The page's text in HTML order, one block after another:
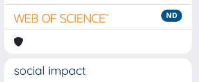
ND
social impact